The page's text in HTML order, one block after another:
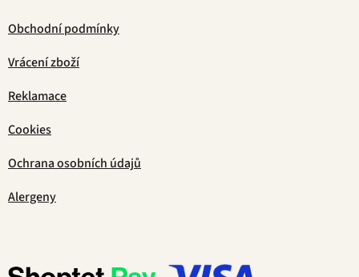
Obchodní podmínky
Vrácení zboží
Reklamace
Cookies
Ochrana osobních údajů
Alergeny